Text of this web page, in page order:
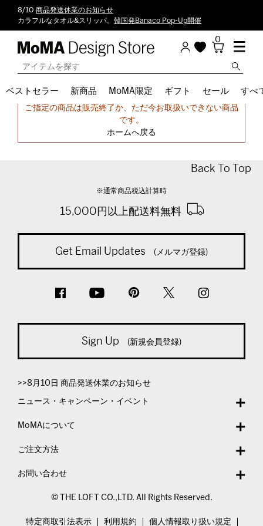
8/10 商品発送休業のお知らせ
カラフルなタオル&スリッパ。 韓国発Banaco Pop-Up開催
0
ベストセラー 新商品 MoMA限定 ギフト セール すべ
申し訳ございません。
ご指定の商品は販売終了か、ただ今お取扱いできない商品
です。
ホームへ戻る
Back To Top
※通常商品税込計算時
15,000円以上配送料無料
Get Email Updates (メルマガ登録)
Sign Up (新規会員登録)
>>8月10日 商品発送休業のお知らせ
ニュース・キャンペーン・イベント
MoMAについて
ご注文方法
お問い合わせ
© THE LOFT CO.,LTD. All Rights Reserved.
特定商取引法表示 利用規約 個人情報取り扱い規定